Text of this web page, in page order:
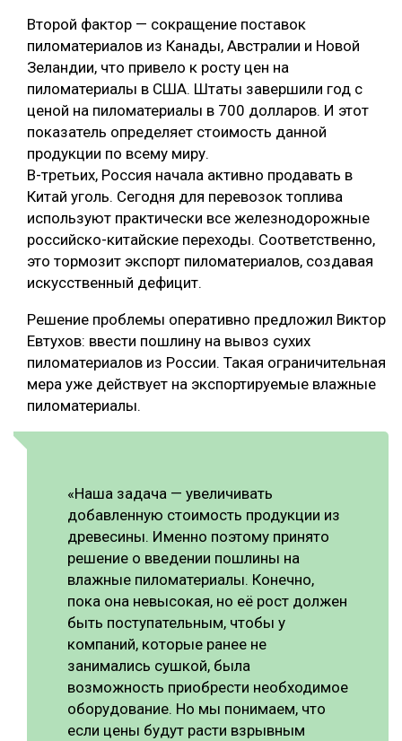
Второй фактор — сокращение поставок
пиломатериалов из Канады, Австралии и Новой
Зеландии, что привело к росту цен на
пиломатериалы в США. Штаты завершили год с
ценой на пиломатериалы в 700 долларов. И этот
показатель определяет стоимость данной
продукции по всему миру.
В-третьих, Россия начала активно продавать в
Китай уголь. Сегодня для перевозок топлива
используют практически все железнодорожные
российско-китайские переходы. Соответственно,
это тормозит экспорт пиломатериалов, создавая
искусственный дефицит.
Решение проблемы оперативно предложил Виктор
Евтухов: ввести пошлину на вывоз сухих
пиломатериалов из России. Такая ограничительная
мера уже действует на экспортируемые влажные
пиломатериалы.
«Наша задача — увеличивать
добавленную стоимость продукции из
древесины. Именно поэтому принято
решение о введении пошлины на
влажные пиломатериалы. Конечно,
пока она невысокая, но её рост должен
быть поступательным, чтобы у
компаний, которые ранее не
занимались сушкой, была
возможность приобрести необходимое
оборудование. Но мы понимаем, что
если цены будут расти взрывным